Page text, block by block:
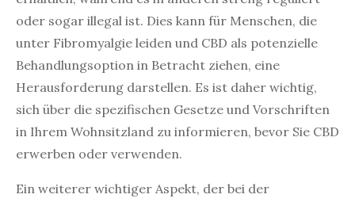
oder sogar illegal ist. Dies kann für Menschen, die
unter Fibromyalgie leiden und CBD als potenzielle
Behandlungsoption in Betracht ziehen, eine
Herausforderung darstellen. Es ist daher wichtig,
sich über die spezifischen Gesetze und Vorschriften
in Ihrem Wohnsitzland zu informieren, bevor Sie CBD
erwerben oder verwenden.
Ein weiterer wichtiger Aspekt, der bei der